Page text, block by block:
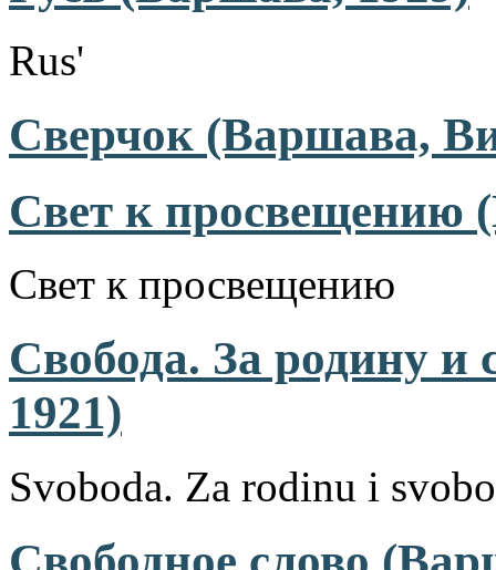
Rus'
Сверчок (Варшава,
Свет к просвещению
Свет к просвещению
Свобода. За родину и
1921)
Svoboda. Za rodinu i